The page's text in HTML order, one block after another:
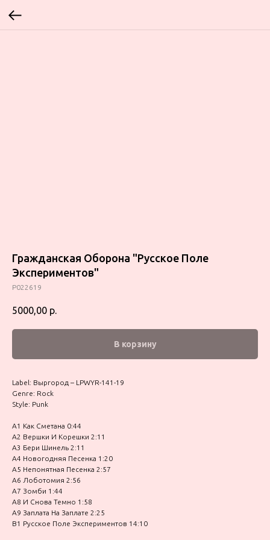
Гражданская Оборона ‎"Русское Поле
Экспериментов"
P022619
5000,00 р.
В корзину
Label: Выргород – LPWYR-141-19
Genre: Rock
Style: Punk
A1 Как Сметана 0:44
A2 Вершки И Корешки 2:11
A3 Бери Шинель 2:11
A4 Новогодняя Песенка 1:20
A5 Непонятная Песенка 2:57
A6 Лоботомия 2:56
A7 Зомби 1:44
A8 И Снова Темно 1:58
A9 Заплата На Заплате 2:25
B1 Русское Поле Экспериментов 14:10